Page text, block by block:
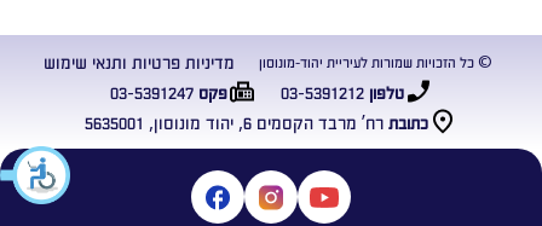
כתובת רח’ מרבד הקסמים 6, יהוד מונוסון, 5635001
טלפון03-5391212 פקס03-5391247
© כל הזכויות שמורות לעיריית יהוד-מונוסון מדיניות פרטיות ותנאי שימוש